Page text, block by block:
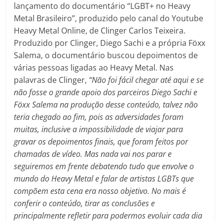
lançamento do documentário “LGBT+ no Heavy
Metal Brasileiro”, produzido pelo canal do Youtube
Heavy Metal Online, de Clinger Carlos Teixeira.
Produzido por Clinger, Diego Sachi e a própria Föxx
Salema, o documentário buscou depoimentos de
várias pessoas ligadas ao Heavy Metal. Nas
palavras de Clinger, “Não foi fácil chegar até aqui e se
não fosse o grande apoio dos parceiros Diego Sachi e
Föxx Salema na produção desse conteúdo, talvez não
teria chegado ao fim, pois as adversidades foram
muitas, inclusive a impossibilidade de viajar para
gravar os depoimentos finais, que foram feitos por
chamadas de vídeo. Mas nada vai nos parar e
seguiremos em frente debatendo tudo que envolve o
mundo do Heavy Metal e falar de artistas LGBTs que
compõem esta cena era nosso objetivo. No mais é
conferir o conteúdo, tirar as conclusões e
principalmente refletir para podermos evoluir cada dia